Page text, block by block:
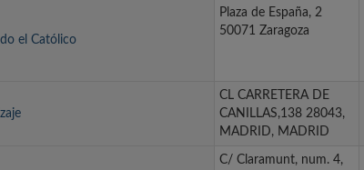
el Católico
Plaza de España, 2
50071 Zaragoza
CL CARRETERA DE
CANILLAS,138 28043,
MADRID, MADRID
C/ Claramunt, num. 4,